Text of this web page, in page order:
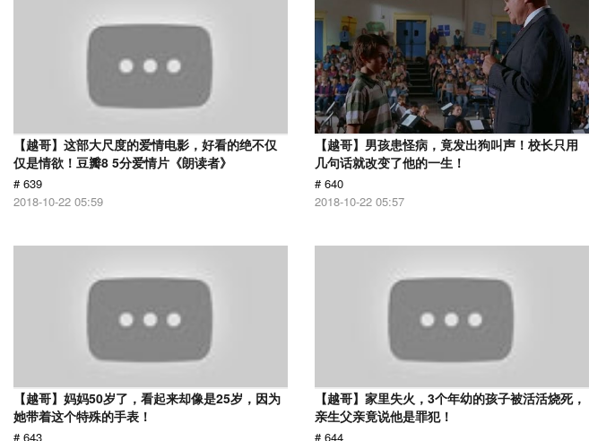
【越哥】这部大尺度的爱情电影，好看的绝不仅
仅是情欲！豆瓣8 5分爱情片《朗读者》
# 639
2018-10-22 05:59
【越哥】男孩患怪病，竟发出狗叫声！校长只用
几句话就改变了他的一生！
# 640
2018-10-22 05:57
【越哥】妈妈50岁了，看起来却像是25岁，因为
她带着这个特殊的手表！
# 643
【越哥】家里失火，3个年幼的孩子被活活烧死，
亲生父亲竟说他是罪犯！
# 644